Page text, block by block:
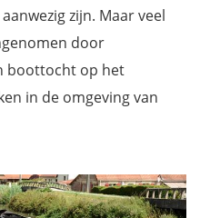
zijn. Maar veel
door
boottocht op het
in de omgeving van